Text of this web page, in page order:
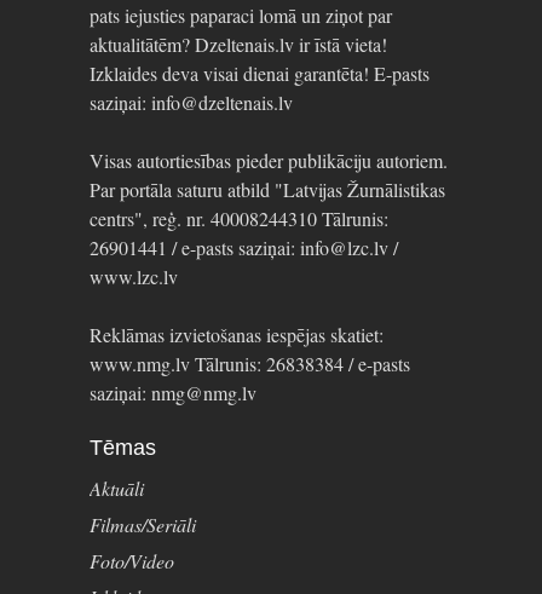
pats iejusties paparaci lomā un ziņot par
aktualitātēm? Dzeltenais.lv ir īstā vieta!
Izklaides deva visai dienai garantēta! E-pasts
saziņai: info@dzeltenais.lv
Visas autortiesības pieder publikāciju autoriem.
Par portāla saturu atbild "Latvijas Žurnālistikas
centrs", reģ. nr. 40008244310 Tālrunis:
26901441 / e-pasts saziņai: info@lzc.lv /
www.lzc.lv
Reklāmas izvietošanas iespējas skatiet:
www.nmg.lv Tālrunis: 26838384 / e-pasts
saziņai: nmg@nmg.lv
Tēmas
Aktuāli
Filmas/Seriāli
Foto/Video